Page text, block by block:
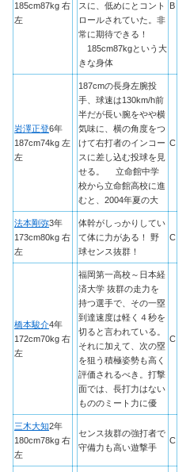
185cm87kg 右
左
スに、低めにとコント
ロールされていた。非
常に期待できる！
185cm87kgという大
きな身体
B
岩澤正登6年
187cm74kg 左
左
187cmの長身左腕投
手、球速は130km/h前
半だが長い腕をやや横
気味に、横の角度をつ
けて右打者のインコー
スに差し込む投球を見
せる。 立命館中学
校から立命館高校に進
むと、2004年夏の大
C
法本剛弥3年
173cm80kg 右
左
体幹がしっかりしてい
て体に力がある！ 野
球センス抜群！
C
橋本駿介4年
172cm70kg 右
左
福岡第一高校～日本経
済大学 抜群の走力を
持つ選手で、その一塁
到達速度は軽く４秒を
切ると言われている。
それに加えて、次の塁
を狙う積極姿勢も高く
評価されるべき。打撃
面では、長打力はない
もののミート力に優
C
三木大知2年
180cm78kg 右
左
センス抜群の強打者で
守備力も高い遊撃手
C